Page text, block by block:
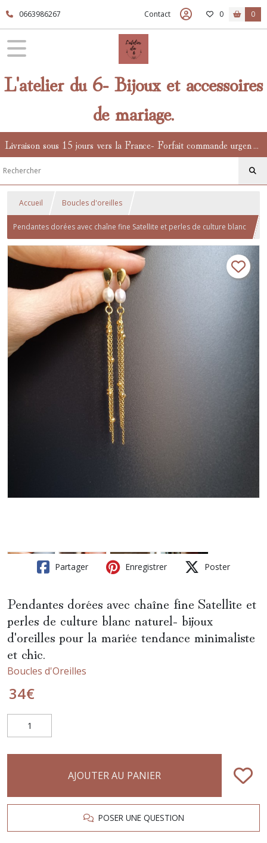
0663986267 Contact 0 0
L'atelier du 6- Bijoux et accessoires
de mariage.
Livraison sous 15 jours vers la France- Forfait commande urgente en supplément.
Accueil Boucles d'oreilles
Pendantes dorées avec chaîne fine Satellite et perles de culture blanc
naturel- bijoux d'oreilles pour la mariée tendance minimaliste et chic.
Partager Enregistrer Poster
Pendantes dorées avec chaîne fine Satellite et
perles de culture blanc naturel- bijoux
d'oreilles pour la mariée tendance minimaliste
et chic.
Boucles d'Oreilles
34€
AJOUTER AU PANIER
POSER UNE QUESTION